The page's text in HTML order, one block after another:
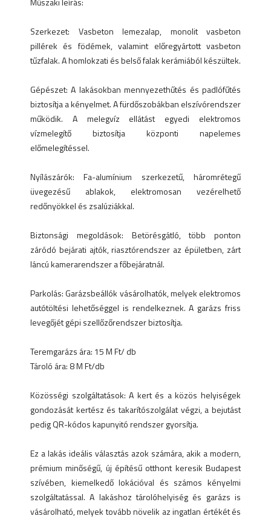
Szerkezet: Vasbeton lemezalap, monolit vasbeton
pillérek és födémek, valamint előregyártott vasbeton
tűzfalak. A homlokzati és belső falak kerámiából készültek.
Gépészet: A lakásokban mennyezethűtés és padlófűtés
biztosítja a kényelmet. A fürdőszobákban elszívórendszer
működik. A melegvíz ellátást egyedi elektromos
vízmelegítő biztosítja központi napelemes
előmelegítéssel.
Nyílászárók: Fa-alumínium szerkezetű, háromrétegű
üvegezésű ablakok, elektromosan vezérelhető
redőnyökkel és zsalúziákkal.
Biztonsági megoldások: Betörésgátló, több ponton
záródó bejárati ajtók, riasztórendszer az épületben, zárt
láncú kamerarendszer a főbejáratnál.
Parkolás: Garázsbeállók vásárolhatók, melyek elektromos
autótöltési lehetőséggel is rendelkeznek. A garázs friss
levegőjét gépi szellőzőrendszer biztosítja.
Teremgarázs ára: 15 M Ft/ db
Tároló ára: 8 M Ft/db
Közösségi szolgáltatások: A kert és a közös helyiségek
gondozását kertész és takarítószolgálat végzi, a bejutást
pedig QR-kódos kapunyitó rendszer gyorsítja.
Ez a lakás ideális választás azok számára, akik a modern,
prémium minőségű, új építésű otthont keresik Budapest
szívében, kiemelkedő lokációval és számos kényelmi
szolgáltatással. A lakáshoz tárolóhelyiség és garázs is
vásárolható, melyek tovább növelik az ingatlan értékét és